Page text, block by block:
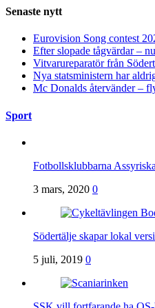
Senaste nytt
Eurovision Song contest
Efter slopade tågvärdar –
Vitvarureparatör från
Nya statsministern har
Mc Donalds återvänder –
Sport
Fotbollsklubbarna
3 mars, 2020 0
Södertälje skapar lokal
5 juli, 2019 0